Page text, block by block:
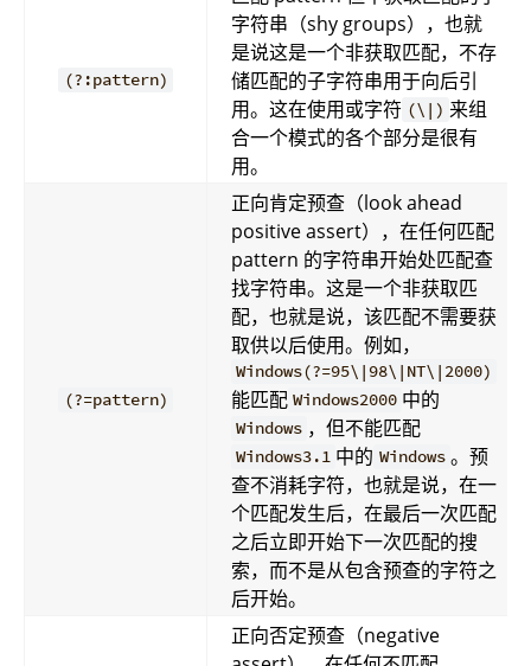
(?:pattern)
字符串（shy groups），也就
是说这是一个非获取匹配，不存
储匹配的子字符串用于向后引
用。这在使用或字符 (\|) 来组
合一个模式的各个部分是很有
用。
(?=pattern)
正向肯定预查（look ahead
positive assert），在任何匹配
pattern 的字符串开始处匹配查
找字符串。这是一个非获取匹
配，也就是说，该匹配不需要获
取供以后使用。例如，
Windows(?=95\|98\|NT\|2000)
能匹配 Windows2000 中的
Windows ，但不能匹配
Windows3.1 中的 Windows 。预
查不消耗字符，也就是说，在一
个匹配发生后，在最后一次匹配
之后立即开始下一次匹配的搜
索，而不是从包含预查的字符之
后开始。
正向否定预查（negative